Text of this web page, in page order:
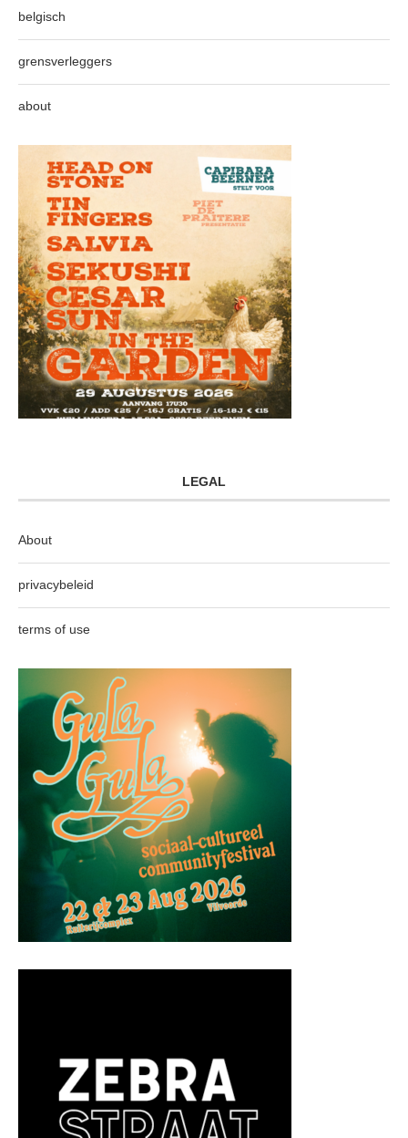
belgisch
grensverleggers
about
LEGAL
About
privacybeleid
terms of use